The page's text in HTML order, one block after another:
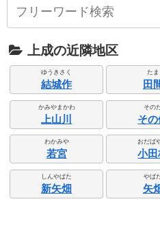
上成の近隣地区
ゆうきさく
結城作
たま
田
かみやまかわ
上山川
その
そ
わかみや
若宮
おだば
小
しんやばた
新矢畑
やば
矢